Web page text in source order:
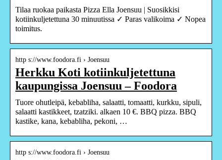
Tilaa ruokaa paikasta Pizza Ella Joensuu | Suosikkisi
kotiinkuljetettuna 30 minuutissa ✓ Paras valikoima ✓ Nopea
toimitus.
http s://www.foodora.fi › Joensuu
Herkku Koti kotiinkuljetettuna
kaupungissa Joensuu – Foodora
Tuore ohutleipä, kebabliha, salaatti, tomaatti, kurkku, sipuli,
salaatti kastikkeet, tzatziki. alkaen 10 €. BBQ pizza. BBQ
kastike, kana, kebabliha, pekoni, …
http s://www.foodora.fi › Joensuu